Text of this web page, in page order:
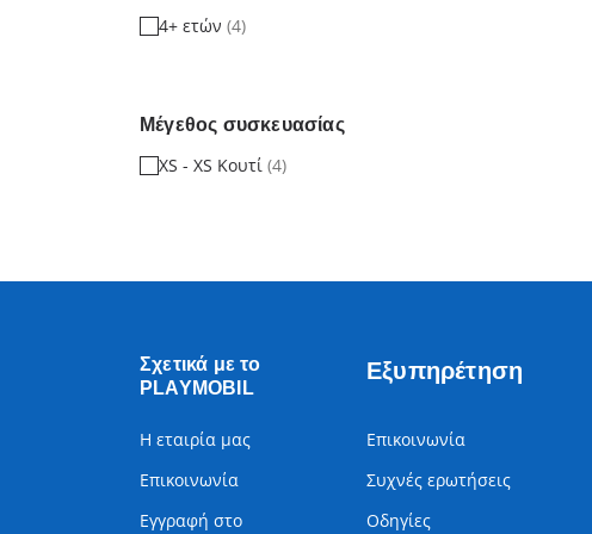
4+ ετών (4)
Μέγεθος συσκευασίας
XS - XS Κουτί (4)
Σχετικά με το
PLAYMOBIL
Η εταιρία μας
Επικοινωνία
Εγγραφή στο
Εξυπηρέτηση
Επικοινωνία
Συχνές ερωτήσεις
Οδηγίες